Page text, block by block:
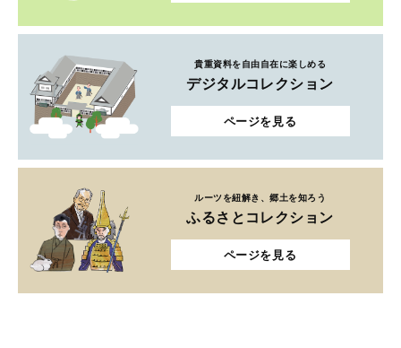
貴重資料を自由自在に楽しめる
デジタルコレクション
ページを見る
ルーツを紐解き、郷土を知ろう
ふるさとコレクション
ページを見る